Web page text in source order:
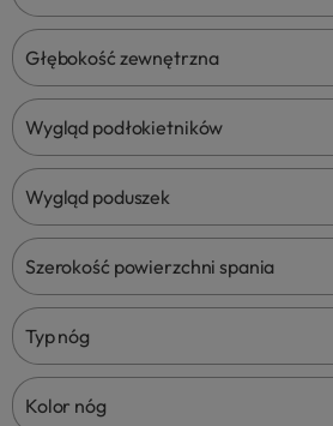
Głębokość zewnętrzna
Wygląd podłokietników
Wygląd poduszek
Szerokość powierzchni spania
Typ nóg
Kolor nóg